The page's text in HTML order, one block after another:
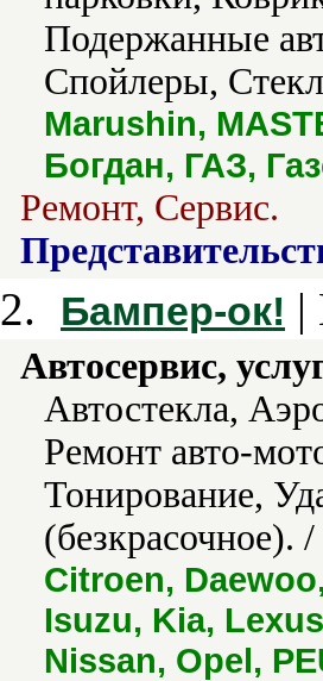
Подержанные
Спойлеры,
Marushin,
Богдан, ГАЗ,
Ремонт, Сервис.
2. Бампер-ок! |
Автосервис,
Автостекла,
Ремонт авто-
Тонирование,
(безкрасочное). /
Citroen,
Isuzu, Kia,
Nissan, Opel,